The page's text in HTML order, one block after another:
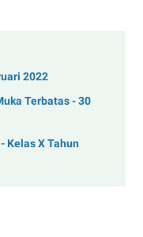
2022
Terbatas - 30
Kelas X Tahun